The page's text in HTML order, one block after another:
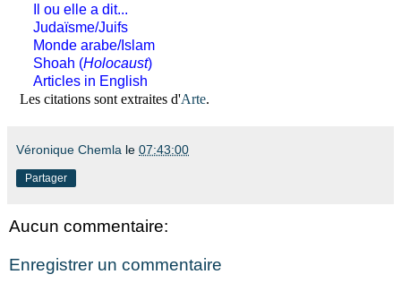
Il ou elle a dit...
Judaïsme/Juifs
Monde arabe/Islam
Shoah (Holocaust)
Articles in English
Les citations sont extraites d'Arte.
Véronique Chemla le 07:43:00
Partager
Aucun commentaire:
Enregistrer un commentaire